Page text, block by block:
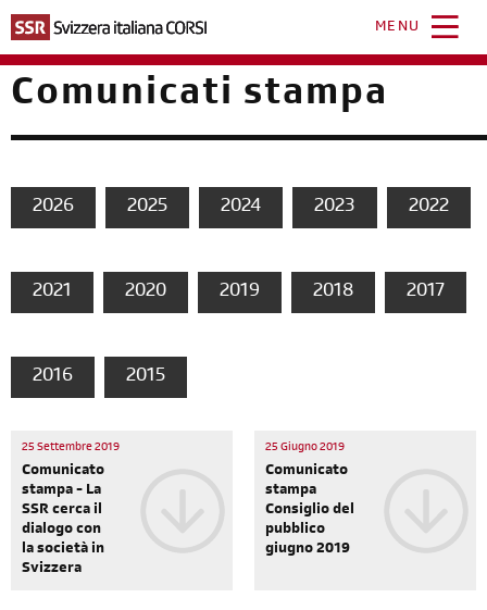
contenuto
principale
MENU
Comunicati stampa
2026 2025 2024 2023 2022
2021 2020 2019 2018 2017
2016 2015
25 Settembre 2019
Comunicato
stampa - La
SSR cerca il
dialogo con
la società in
Svizzera
25 Giugno 2019
Comunicato
stampa
Consiglio del
pubblico
giugno 2019